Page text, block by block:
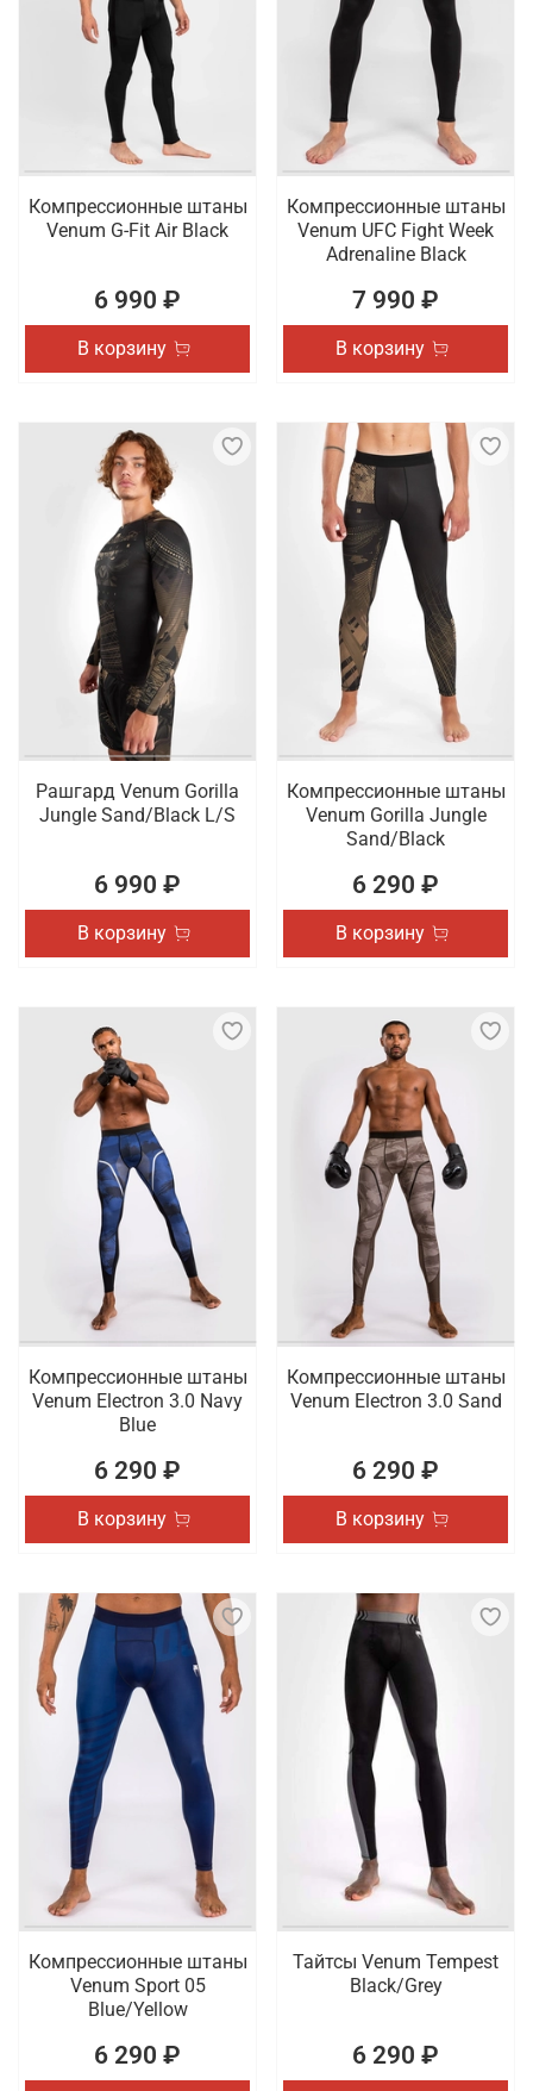
Компрессионные штаны
Venum G-Fit Air Black
6 990 ₽
В корзину
Компрессионные штаны
Venum UFC Fight Week
Adrenaline Black
7 990 ₽
В корзину
Рашгард Venum Gorilla
Jungle Sand/Black L/S
6 990 ₽
В корзину
Компрессионные штаны
Venum Gorilla Jungle
Sand/Black
6 290 ₽
В корзину
Компрессионные штаны
Venum Electron 3.0 Navy
Blue
6 290 ₽
В корзину
Компрессионные штаны
Venum Electron 3.0 Sand
6 290 ₽
В корзину
Компрессионные штаны
Venum Sport 05
Blue/Yellow
6 290 ₽
Тайтсы Venum Tempest
Black/Grey
6 290 ₽